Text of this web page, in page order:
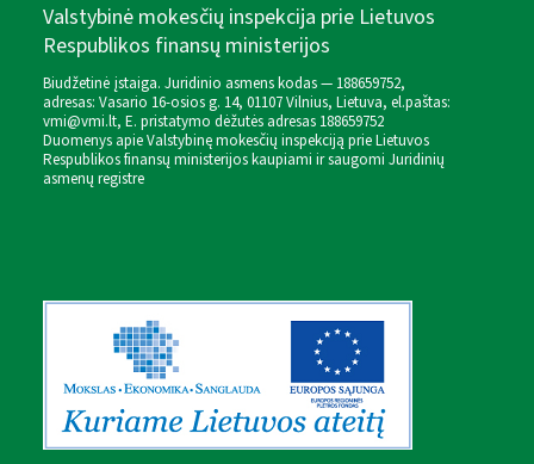
Valstybinė mokesčių inspekcija prie Lietuvos
Respublikos finansų ministerijos
Biudžetinė įstaiga. Juridinio asmens kodas — 188659752,
adresas: Vasario 16-osios g. 14, 01107 Vilnius, Lietuva, el.paštas:
vmi@vmi.lt, E. pristatymo dėžutės adresas 188659752
Duomenys apie Valstybinę mokesčių inspekciją prie Lietuvos
Respublikos finansų ministerijos kaupiami ir saugomi Juridinių
asmenų registre